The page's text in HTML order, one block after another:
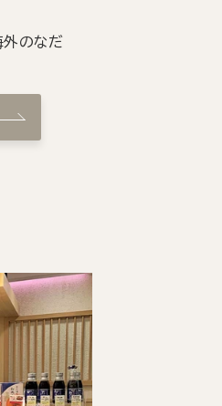
のなだ